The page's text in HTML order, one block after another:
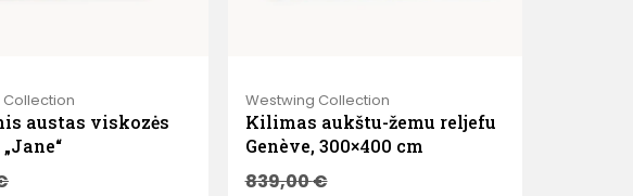
austas viskozės
Westwing Collection
Kilimas aukštu-žemu reljefu
Genève, 300×400 cm
839,00€